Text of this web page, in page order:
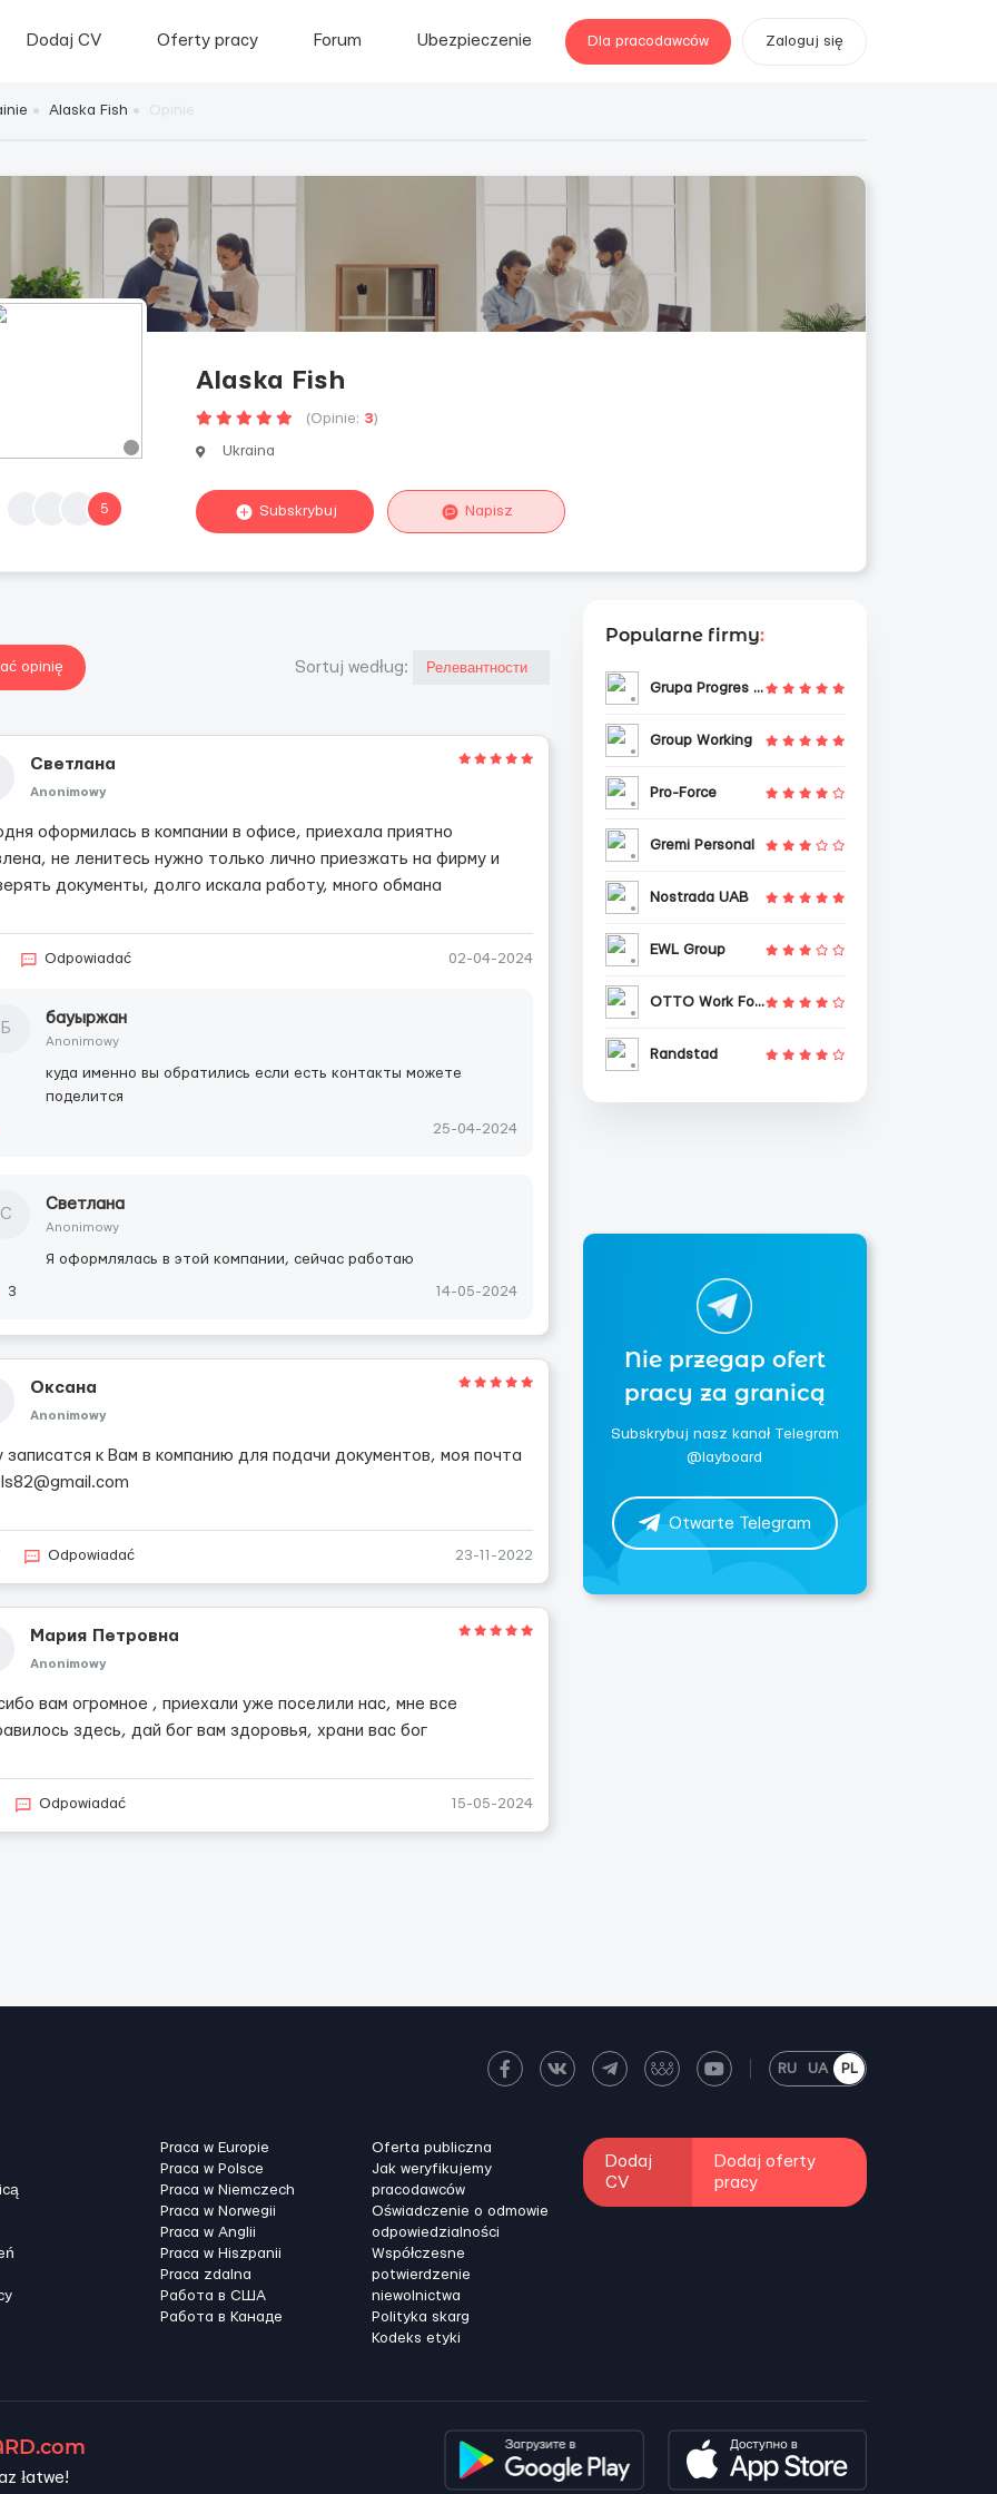
Dodaj CV Oferty pracy Forum Ubezpieczenie Dla pracodawców Zaloguj się
Alaska Fish
5
Alaska Fish
(Opinie: 3)
Ukraina
Subskrybuj Napisz
opinię Sortuj według:
Светлана
Anonimowy
оформилась в компании в офисе, приехала приятно
не ленитесь нужно только лично приезжать на фирму и
документы, долго искала работу, много обмана
Odpowiadać 02-04-2024
Б
бауыржан
Anonimowy
куда именно вы обратились если есть контакты можете
поделится
25-04-2024
С
Светлана
Anonimowy
Я оформлялась в этой компании, сейчас работаю
3 14-05-2024
Оксана
Anonimowy
записатся к Вам в компанию для подачи документов, моя почта
Odpowiadać 23-11-2022
Мария Петровна
Anonimowy
вам огромное , приехали уже поселили нас, мне все
здесь, дай бог вам здоровья, храни вас бог
Odpowiadać 15-05-2024
Popularne firmy:
Grupa Progres Sp. z o.o.
Group Working
Pro-Force
Gremi Personal
Nostrada UAB
EWL Group
OTTO Work Force
Randstad
Nie przegap ofert
pracy za granicą
Subskrybuj nasz kanał Telegram
@layboard
Otwarte Telegram
RU UA PL
Praca w Europie
Praca w Polsce
Praca w Niemczech
Praca w Norwegii
Praca w Anglii
Praca w Hiszpanii
Praca zdalna
Работа в США
Работа в Канадe
Oferta publiczna
Jak weryfikujemy
pracodawców
Oświadczenie o odmowie
odpowiedzialności
Współczesne
potwierdzenie
niewolnictwa
Polityka skarg
Kodeks etyki
Dodaj
CV
Dodaj oferty
pracy
łatwe!